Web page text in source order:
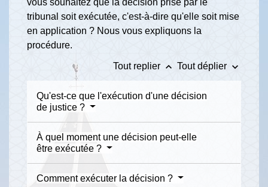
vous souhaitez que la décision prise par le
tribunal soit exécutée, c'est-à-dire qu'elle soit mise
en application ? Nous vous expliquons la
procédure.
Tout replier keyboard_arrow_up Tout déplier keyboard_arrow_down
Qu'est-ce que l'exécution d'une décision
de justice ?
À quel moment une décision peut-elle
être exécutée ?
Comment exécuter la décision ?